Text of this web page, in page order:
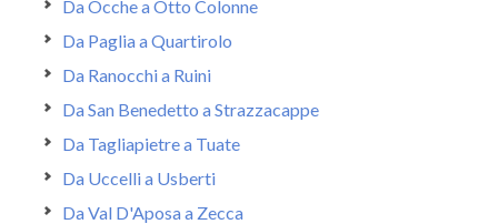
Da Ocche a Otto Colonne
Da Paglia a Quartirolo
Da Ranocchi a Ruini
Da San Benedetto a Strazzacappe
Da Tagliapietre a Tuate
Da Uccelli a Usberti
Da Val D'Aposa a Zecca